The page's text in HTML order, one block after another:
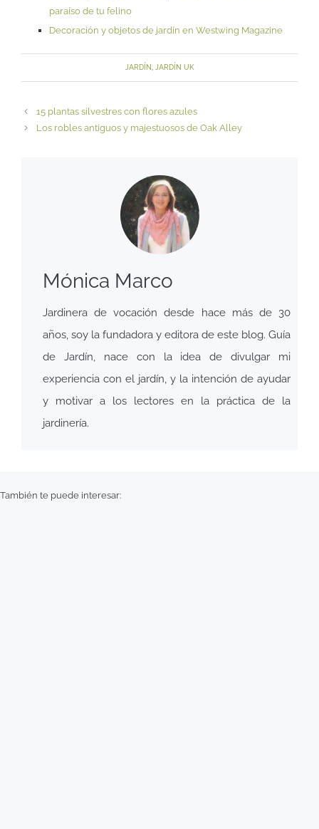
paraíso de tu felino
Decoración y objetos de jardín en Westwing Magazine
JARDÍN, JARDÍN UK
15 plantas silvestres con flores azules
Los robles antiguos y majestuosos de Oak Alley
Mónica Marco
Jardinera de vocación desde hace más de 30
años, soy la fundadora y editora de este blog. Guía
de Jardín, nace con la idea de divulgar mi
experiencia con el jardín, y la intención de ayudar
y motivar a los lectores en la práctica de la
jardinería.
También te puede interesar: